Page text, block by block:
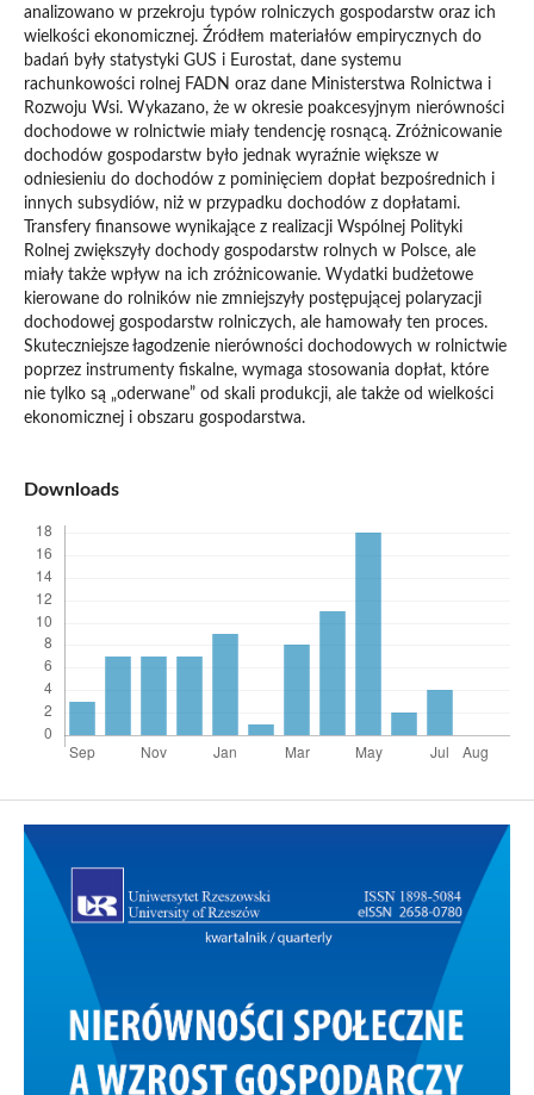
analizowano w przekroju typów rolniczych gospodarstw oraz ich
wielkości ekonomicznej. Źródłem materiałów empirycznych do
badań były statystyki GUS i Eurostat, dane systemu
rachunkowości rolnej FADN oraz dane Ministerstwa Rolnictwa i
Rozwoju Wsi. Wykazano, że w okresie poakcesyjnym nierówności
dochodowe w rolnictwie miały tendencję rosnącą. Zróżnicowanie
dochodów gospodarstw było jednak wyraźnie większe w
odniesieniu do dochodów z pominięciem dopłat bezpośrednich i
innych subsydiów, niż w przypadku dochodów z dopłatami.
Transfery finansowe wynikające z realizacji Wspólnej Polityki
Rolnej zwiększyły dochody gospodarstw rolnych w Polsce, ale
miały także wpływ na ich zróżnicowanie. Wydatki budżetowe
kierowane do rolników nie zmniejszyły postępującej polaryzacji
dochodowej gospodarstw rolniczych, ale hamowały ten proces.
Skuteczniejsze łagodzenie nierówności dochodowych w rolnictwie
poprzez instrumenty fiskalne, wymaga stosowania dopłat, które
nie tylko są „oderwane” od skali produkcji, ale także od wielkości
ekonomicznej i obszaru gospodarstwa.
Downloads